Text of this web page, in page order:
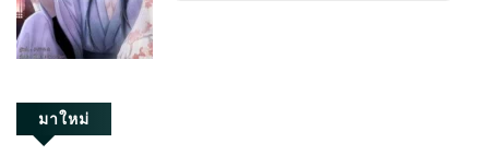
ตอนที่ 561-570
ตอนที่ 551-560
มาใหม่